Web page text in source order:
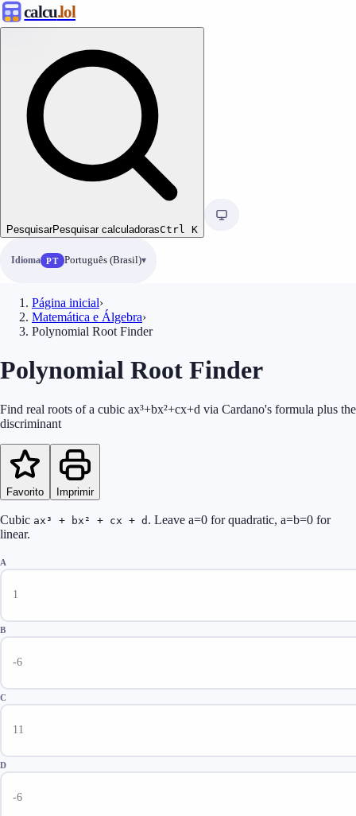
calcu.lol
PesquisarPesquisar calculadorasCtrl K
Idioma PT Português (Brasil)
Página inicial›
Matemática e Álgebra›
Polynomial Root Finder
Polynomial Root Finder
Find real roots of a cubic ax³+bx²+cx+d via Cardano's formula plus the
discriminant
Favorito Imprimir
Cubic ax³ + bx² + cx + d . Leave a=0 for quadratic, a=b=0 for
linear.
A
B
C
D